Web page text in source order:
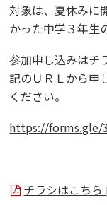
対象は、夏休みに
かった中学３年生
参加申し込みはチ
記のＵＲＬから申
ください。
https://forms.gle/
チラシはこちら